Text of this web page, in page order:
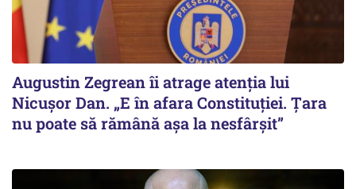
Augustin Zegrean îi atrage atenția lui
Nicușor Dan. „E în afara Constituției. Țara
nu poate să rămână așa la nesfârșit”